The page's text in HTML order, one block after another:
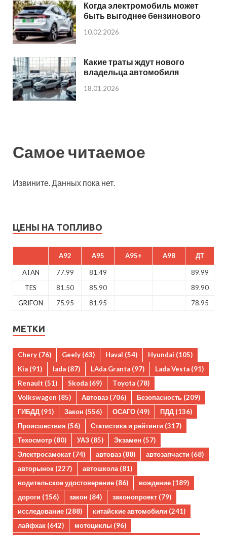
Когда электромобиль может
быть выгоднее бензинового
10.02.2026
Какие траты ждут нового
владельца автомобиля
18.01.2026
Самое читаемое
Извините. Данных пока нет.
ЦЕНЫ НА ТОПЛИВО
A92 A95 A95+ A98 ДТ
ATAN 77.99 81.49
89.99
TES
81.50 85.90
89.90
GRIFON
75.95 81.95 78.95
МЕТКИ
Chery (76) Geely (63) Haval (54) Hyundai (105)
Kia (91) lada (87) LAda Granta (97) Lada Vesta (91)
Renault (51) Skoda (69) Toyota (78)
Volkswagen (85) Автоваз (706) Безопасность (209)
ГИБДД (91) Закон (556) ОСАГО (49) ПДД (136)
Происшествия (56) Статистика и рейтинги (317)
Техосмотр (80) УАЗ (85) Экзамен (57)
Электросамокат (74) автоваз (88) автозапчасти (68)
авторынок (227) автошкола(81)
водительское удостоверение (86) вождение (189)
дороги (156) закон (84) законопроект (79)
исследование (288) китайские автомобили (241)
лайфхак (642) мотоциклы (96)